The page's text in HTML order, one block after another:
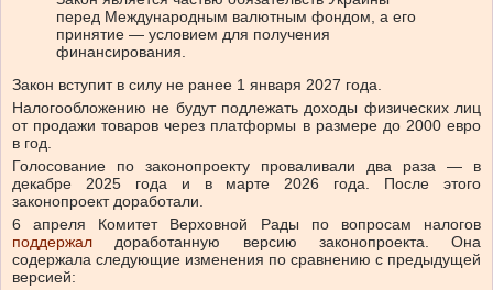
перед Международным валютным фондом, а его
принятие — условием для получения
финансирования.
Закон вступит в силу не ранее 1 января 2027 года.
Налогообложению не будут подлежать доходы физических лиц
от продажи товаров через платформы в размере до 2000 евро
в год.
Голосование по законопроекту проваливали два раза — в
декабре 2025 года и в марте 2026 года. После этого
законопроект доработали.
6 апреля Комитет Верховной Рады по вопросам налогов
поддержал
доработанную версию законопроекта. Она
содержала следующие изменения по сравнению с предыдущей
версией: